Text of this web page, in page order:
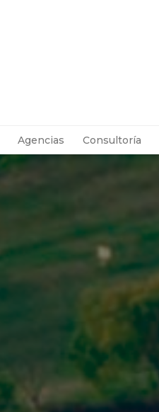
Agencias Consultoría